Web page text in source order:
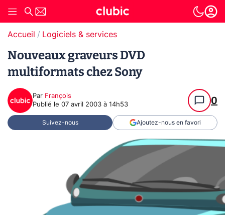
Accueil Logiciels & services
Nouveaux graveurs DVD
multiformats chez Sony
Par François
Publié le 07 avril 2003 à 14h53 0
Suivez-nous Ajoutez-nous en favori